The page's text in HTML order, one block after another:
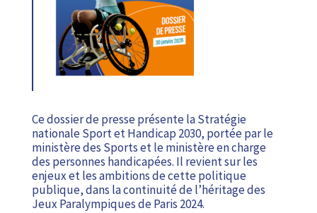
Ce dossier de presse présente la Stratégie
nationale Sport et Handicap 2030, portée par le
ministère des Sports et le ministère en charge
des personnes handicapées. Il revient sur les
enjeux et les ambitions de cette politique
publique, dans la continuité de l’héritage des
Jeux Paralympiques de Paris 2024.